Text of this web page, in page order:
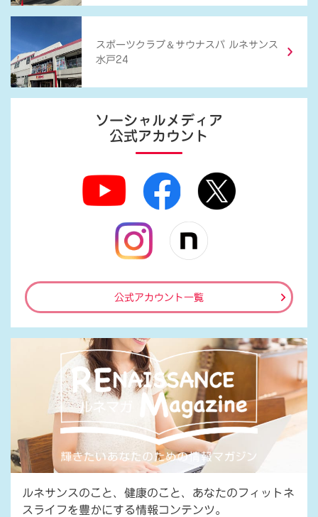
スポーツクラブ ＆ サウナスパ ルネサンス
水戸24
ソーシャルメディア
公式アカウント
公式アカウント一覧
ルネサンスのこと、健康のこと、あなたのフィットネ
スライフを豊かにする情報コンテンツ。